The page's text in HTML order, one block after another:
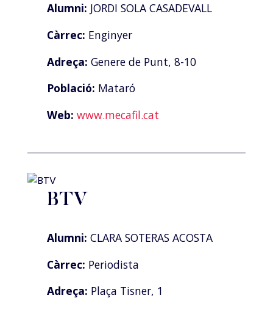
Alumni: JORDI SOLA CASADEVALL
Càrrec: Enginyer
Adreça: Genere de Punt, 8-10
Població: Mataró
Web: www.mecafil.cat
BTV
Alumni: CLARA SOTERAS ACOSTA
Càrrec: Periodista
Adreça: Plaça Tisner, 1